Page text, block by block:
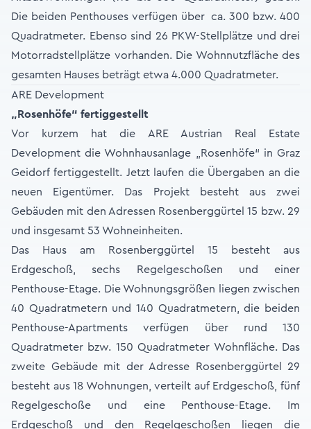
Die beiden Penthouses verfügen über ca. 300 bzw. 400
Quadratmeter. Ebenso sind 26 PKW-Stellplätze und drei
Motorradstellplätze vorhanden. Die Wohnnutzfläche des
gesamten Hauses beträgt etwa 4.000 Quadratmeter.
ARE Development
„Rosenhöfe“ fertiggestellt
Vor kurzem hat die ARE Austrian Real Estate
Development die Wohnhausanlage „Rosenhöfe“ in Graz
Geidorf fertiggestellt. Jetzt laufen die Übergaben an die
neuen Eigentümer. Das Projekt besteht aus zwei
Gebäuden mit den Adressen Rosenberggürtel 15 bzw. 29
und insgesamt 53 Wohneinheiten.
Das Haus am Rosenberggürtel 15 besteht aus
Erdgeschoß, sechs Regelgeschoßen und einer
Penthouse-Etage. Die Wohnungsgrößen liegen zwischen
40 Quadratmetern und 140 Quadratmetern, die beiden
Penthouse-Apartments verfügen über rund 130
Quadratmeter bzw. 150 Quadratmeter Wohnfläche. Das
zweite Gebäude mit der Adresse Rosenberggürtel 29
besteht aus 18 Wohnungen, verteilt auf Erdgeschoß, fünf
Regelgeschoße und eine Penthouse-Etage. Im
Erdgeschoß und den Regelgeschoßen liegen die